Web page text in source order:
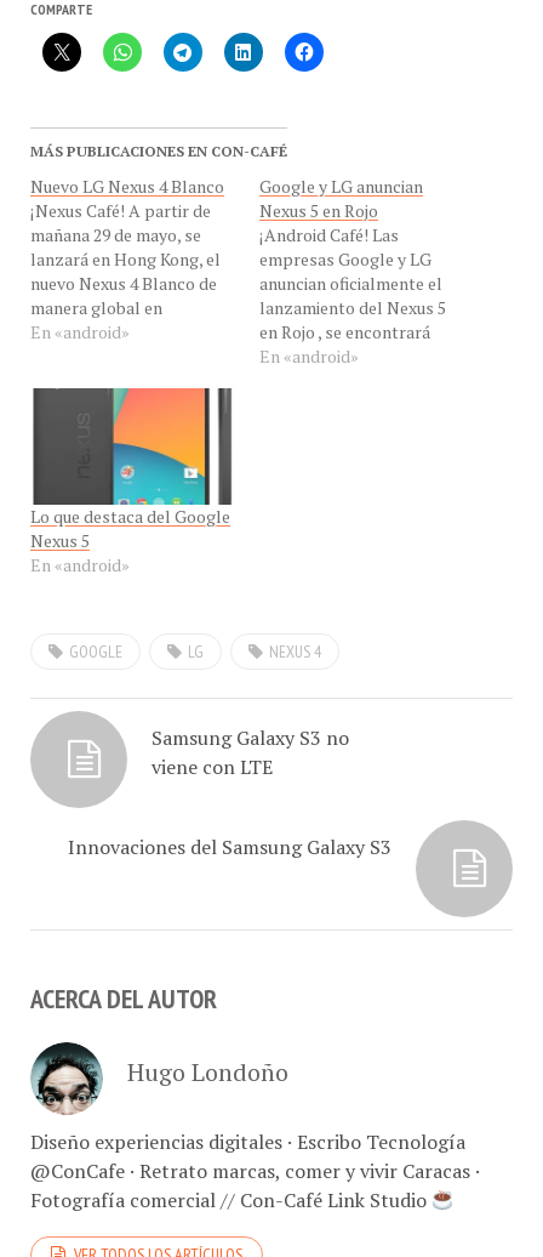
MÁS PUBLICACIONES EN CON-CAFÉ
Nuevo LG Nexus 4 Blanco
¡Nexus Café! A partir de
mañana 29 de mayo, se
lanzará en Hong Kong, el
nuevo Nexus 4 Blanco de
manera global en
mercados selectos en
Asia, América del Norte,
en las próximos semanas.
Esta es la nota oficial de
prensa: LG presenta nuevo
En «android»
Google y LG anuncian
Nexus 5 en Rojo
¡Android Café! Las
empresas Google y LG
anuncian oficialmente el
lanzamiento del Nexus 5
en Rojo , se encontrará
disponible en tres colores:
Rojo, Blanco y Negro. El
En «android»
Lo que destaca del Google
Nexus 5
En «android»
GOOGLE LG NEXUS 4
Samsung Galaxy S3 no
viene con LTE
Innovaciones del Samsung Galaxy S3
ACERCA DEL AUTOR
Hugo Londoño
Diseño experiencias digitales · Escribo Tecnología
@ConCafe · Retrato marcas, comer y vivir Caracas ·
Fotografía comercial // Con-Café Link Studio
VER TODOS LOS ARTÍCULOS